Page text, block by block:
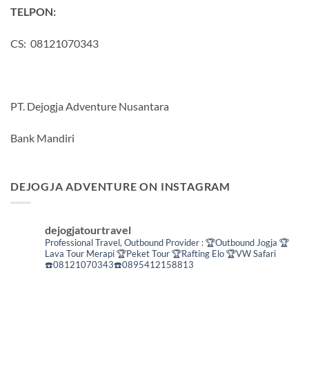
TELPON:
CS: 08121070343
PT. Dejogja Adventure Nusantara
Bank Mandiri
DEJOGJA ADVENTURE ON INSTAGRAM
dejogjatourtravel
Professional Travel,Outbound Provider :🏆Outbound Jogja 🏆
Lava Tour Merapi🏆Peket Tour🏆Rafting Elo🏆VW Safari
☎️08121070343☎️0895412158813